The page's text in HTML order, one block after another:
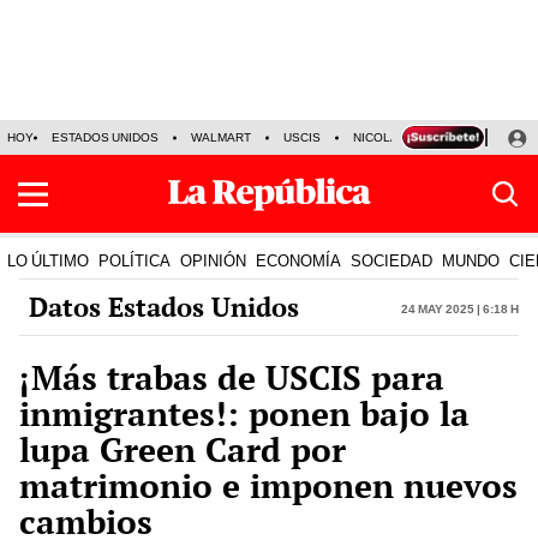
HOY ESTADOS UNIDOS WALMART USCIS NICOLÁS MADURO P-8
LO ÚLTIMO POLÍTICA OPINIÓN ECONOMÍA SOCIEDAD MUNDO
Datos Estados Unidos 24 May 2025 | 6:18 h
¡Más trabas de USCIS para
inmigrantes!: ponen bajo la
lupa Green Card por
matrimonio e imponen nuevos
cambios